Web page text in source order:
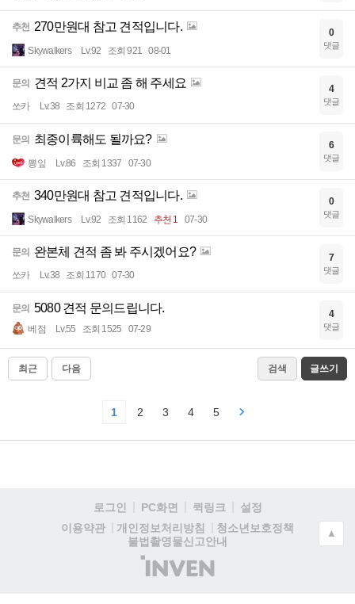
추천 270만원대 참고 견적입니다.
Skywalkers Lv.92 조회 921 08-01
0
댓글
문의 견적 2가지 비교 좀 해 주세요
쏘카 Lv.38 조회 1272 07-30
4
댓글
문의 최종이륙해도 될까요?
뽕잎 Lv.86 조회 1337 07-30
6
댓글
추천 340만원대 참고 견적입니다.
Skywalkers Lv.92 조회 1162 추천 1 07-30
0
댓글
문의 완본체 견적 좀 봐 주시겠어요?
쏘카 Lv.38 조회 1170 07-30
7
댓글
문의 5080 견적 문의드립니다.
베점 Lv.55 조회 1525 07-29
4
댓글
최근 다음 검색 글쓰기
1 2 3 4 5
로그인 PC화면 퀵링크
설정
이용약관
개인정보처리방침
청소년보호정책
불법촬영물신고안내
(주)
인
▲